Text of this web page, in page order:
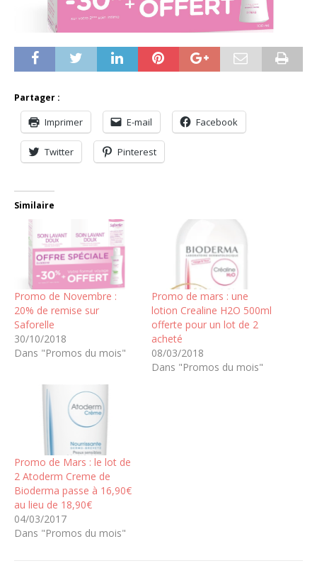
Partager :
Imprimer E-mail Facebook
Twitter Pinterest
Similaire
Promo de Novembre :
20% de remise sur
Saforelle
30/10/2018
Dans "Promos du mois"
Promo de mars : une
lotion Crealine H2O 500ml
offerte pour un lot de 2
acheté
08/03/2018
Dans "Promos du mois"
Promo de Mars : le lot de
2 Atoderm Creme de
Bioderma passe à 16,90€
au lieu de 18,90€
04/03/2017
Dans "Promos du mois"